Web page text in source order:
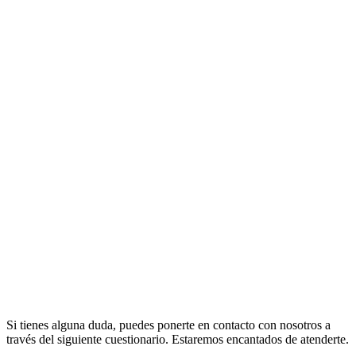
Si tienes alguna duda, puedes ponerte en contacto con nosotros a
través del siguiente cuestionario. Estaremos encantados de atenderte.